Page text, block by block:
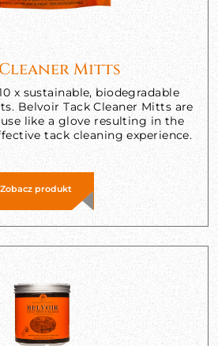
Mitts
x sustainable, biodegradable
Belvoir Tack Cleaner Mitts are
like a glove resulting in the
tack cleaning experience.
Zobacz produkt